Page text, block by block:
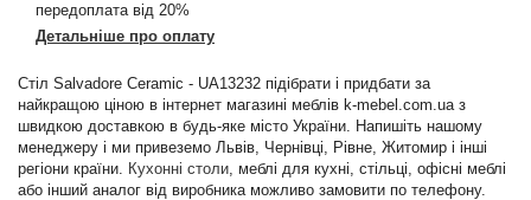
передоплата від 20%
Детальніше про оплату
Стіл Salvadore Ceramic - UA13232 підібрати і придбати за
найкращою ціною в інтернет магазині меблів k-mebel.com.ua з
швидкою доставкою в будь-яке місто України. Напишіть нашому
менеджеру і ми привеземо Львів, Чернівці, Рівне, Житомир і інші
регіони країни. Кухонні столи, меблі для кухні, стільці, офісні меблі
або інший аналог від виробника можливо замовити по телефону.